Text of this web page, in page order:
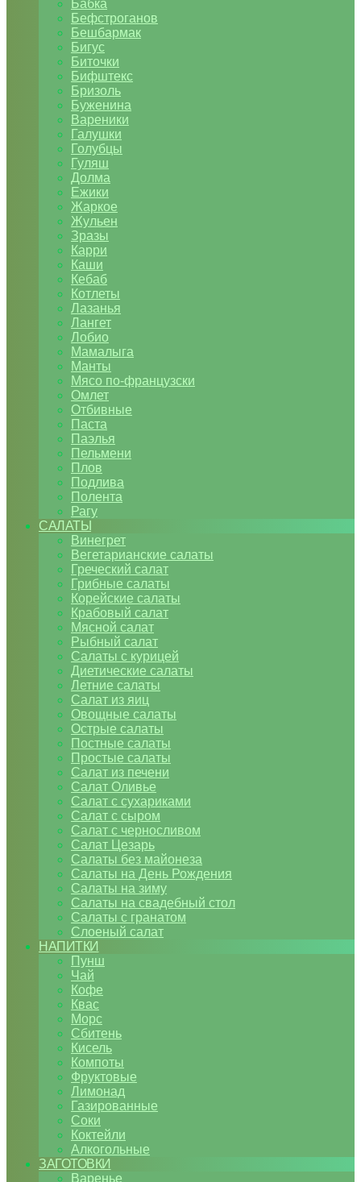
Бабка
Бефстроганов
Бешбармак
Бигус
Биточки
Бифштекс
Бризоль
Буженина
Вареники
Галушки
Голубцы
Гуляш
Долма
Ежики
Жаркое
Жульен
Зразы
Карри
Каши
Кебаб
Котлеты
Лазанья
Лангет
Лобио
Мамалыга
Манты
Мясо по-французски
Омлет
Отбивные
Паста
Паэлья
Пельмени
Плов
Подлива
Полента
Рагу
САЛАТЫ
Винегрет
Вегетарианские салаты
Греческий салат
Грибные салаты
Корейские салаты
Крабовый салат
Мясной салат
Рыбный салат
Салаты с курицей
Диетические салаты
Летние салаты
Салат из яиц
Овощные салаты
Острые салаты
Постные салаты
Простые салаты
Салат из печени
Салат Оливье
Салат с сухариками
Салат с сыром
Салат с черносливом
Салат Цезарь
Салаты без майонеза
Салаты на День Рождения
Салаты на зиму
Салаты на свадебный стол
Салаты с гранатом
Слоеный салат
НАПИТКИ
Пунш
Чай
Кофе
Квас
Морс
Сбитень
Кисель
Компоты
Фруктовые
Лимонад
Газированные
Соки
Коктейли
Алкогольные
ЗАГОТОВКИ
Варенье